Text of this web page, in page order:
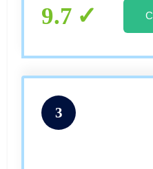
Audio Bang &
9.7
3